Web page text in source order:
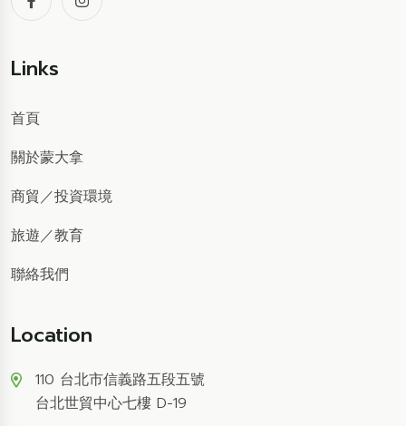
Links
首頁
關於蒙大拿
商貿／投資環境
旅遊／教育
聯絡我們
Location
110 台北市信義路五段五號
台北世貿中心七樓 D-19